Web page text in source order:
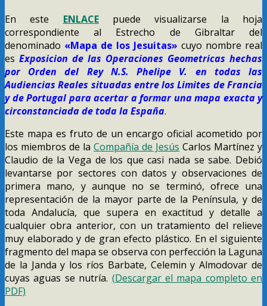
En este ENLACEpuede visualizarse la hoja
correspondiente al Estrecho de Gibraltar del
denominado «Mapa de los Jesuitas» cuyo nombre real
es Exposicion de las Operaciones Geometricas hechas
por Orden del Rey N.S. Phelipe V. en todas las
Audiencias Reales situadas entre los Limites de Francia
y de Portugal para acertar a formar una mapa exacta y
circonstanciada de toda la España.
Este mapa es fruto de un encargo oficial acometido por
los miembros de la Compañía de Jesús Carlos Martínez y
Claudio de la Vega de los que casi nada se sabe. Debió
levantarse por sectores con datos y observaciones de
primera mano, y aunque no se terminó, ofrece una
representación de la mayor parte de la Península, y de
toda Andalucía, que supera en exactitud y detalle a
cualquier obra anterior, con un tratamiento del relieve
muy elaborado y de gran efecto plástico. En el siguiente
fragmento del mapa se observa con perfección la Laguna
de la Janda y los ríos Barbate, Celemin y Almodovar de
cuyas aguas se nutría. (Descargar el mapa completo en
PDF)